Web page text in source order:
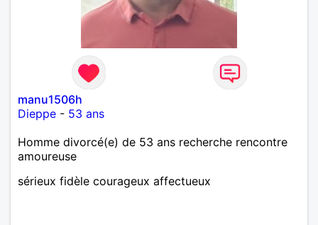
manu1506h
Dieppe - 53 ans
Homme divorcé(e) de 53 ans recherche rencontre
amoureuse
sérieux fidèle courageux affectueux